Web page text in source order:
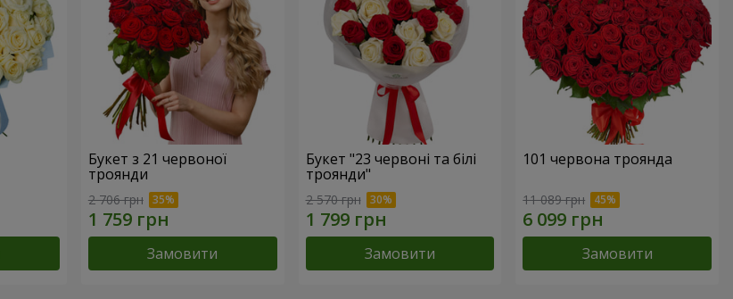
Букет з 21 червоної
троянди
2 706 грн
Замовити
Букет "23 червоні та білі
троянди"
2 570 грн
Замовити
101 червона троянда
11 089 грн
Замовити